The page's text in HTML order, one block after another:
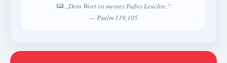
„Dein Wort ist meines Fußes Leuchte.“
— Psalm 119,105